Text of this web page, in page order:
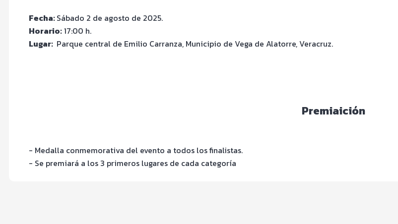
Fecha:Sábado 2 de agosto de 2025.
Horario:17:00 h.
Lugar: Parque central de Emilio Carranza, Municipio de Vega de Alatorre, Veracruz.
Premiaición
- Medalla conmemorativa del evento a todos los finalistas.
- Se premiará a los 3 primeros lugares de cada categoría